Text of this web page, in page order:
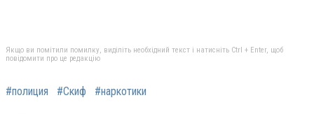
Якщо ви помітили помилку, виділіть необхідний текст і натисніть Ctrl + Enter, щоб
повідомити про це редакцію
#полиция #Скиф #наркотики